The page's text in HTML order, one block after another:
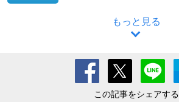
もっと見る
この記事をシェアする